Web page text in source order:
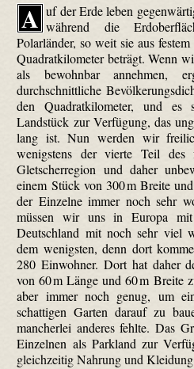
A uf der Erde leben
während die
Polarländer, so weit sie aus
Quadratkilometer beträgt. Wenn
als bewohnbar annehmen,
durchschnittliche
den Quadratkilometer, und es
Landstück zur Verfügung, das
lang ist. Nun werden wir
wenigstens der vierte Teil des
Gletscherregion und daher
einem Stück von 300 m Breite
der Einzelne immer noch sehr
müssen wir uns in Europa
Deutschland mit noch sehr viel
dem wenigsten, denn dort
280 Einwohner. Dort hat daher
von 60 m Länge und 60 m Breite
aber immer noch genug, um
schattigen Garten darauf zu
mancherlei anderes fehlte. Das
Einzelnen als Parkland zur
gleichzeitig Nahrung und